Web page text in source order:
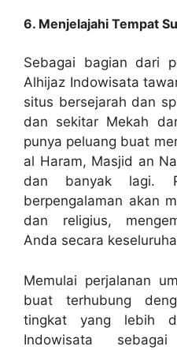
6. Menjelajahi Tempat
Sebagai bagian dari
Alhijaz Indowisata
situs bersejarah dan
dan sekitar Mekah
punya peluang buat
al Haram, Masjid an
dan banyak lagi.
berpengalaman akan
dan religius,
Anda secara
Memulai perjalanan
buat terhubung
tingkat yang lebih
Indowisata